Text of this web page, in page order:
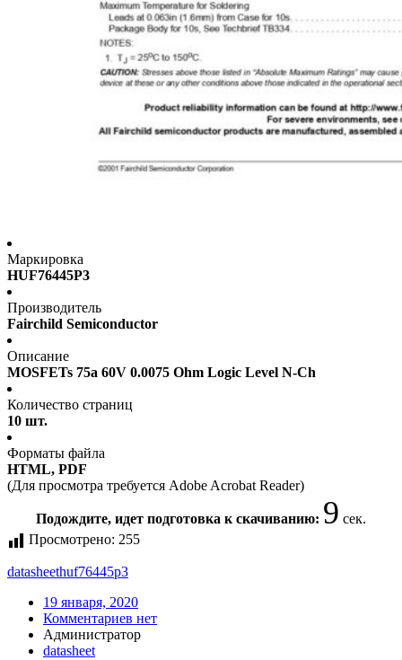
Маркировка
HUF76445P3
Производитель
Fairchild Semiconductor
Описание
MOSFETs 75a 60V 0.0075 Ohm Logic Level N-Ch
Количество страниц
10 шт.
Форматы файла
HTML, PDF
(Для просмотра требуется Adobe Acrobat Reader)
Подождите, идет подготовка к скачиванию: 9 сек.
Просмотрено: 255
datasheethuf76445p3
19 января, 2020
Комментариев нет
Администратор
datasheet